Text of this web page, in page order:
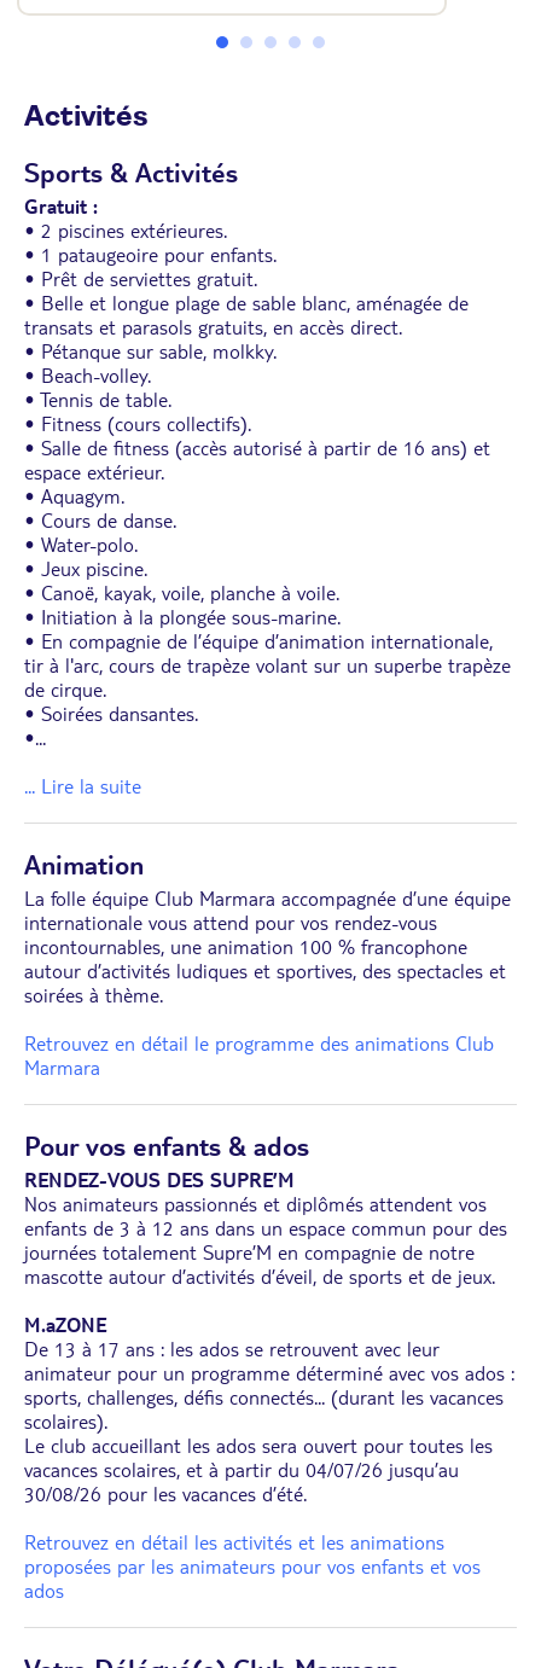
Activités
Sports & Activités
Gratuit :
• 2 piscines extérieures.
• 1 pataugeoire pour enfants.
• Prêt de serviettes gratuit.
• Belle et longue plage de sable blanc, aménagée de
transats et parasols gratuits, en accès direct.
• Pétanque sur sable, molkky.
• Beach-volley.
• Tennis de table.
• Fitness (cours collectifs).
• Salle de fitness (accès autorisé à partir de 16 ans) et
espace extérieur.
• Aquagym.
• Cours de danse.
• Water-polo.
• Jeux piscine.
• Canoë, kayak, voile, planche à voile.
• Initiation à la plongée sous-marine.
• En compagnie de l’équipe d’animation internationale,
tir à l'arc, cours de trapèze volant sur un superbe trapèze
de cirque.
• Soirées dansantes.
•...
... Lire la suite
Animation
La folle équipe Club Marmara accompagnée d’une équipe
internationale vous attend pour vos rendez-vous
incontournables, une animation 100 % francophone
autour d’activités ludiques et sportives, des spectacles et
soirées à thème.
Retrouvez en détail le programme des animations Club
Marmara
Pour vos enfants & ados
RENDEZ-VOUS DES SUPRE’M
Nos animateurs passionnés et diplômés attendent vos
enfants de 3 à 12 ans dans un espace commun pour des
journées totalement Supre’M en compagnie de notre
mascotte autour d’activités d’éveil, de sports et de jeux.
M.aZONE
De 13 à 17 ans : les ados se retrouvent avec leur
animateur pour un programme déterminé avec vos ados :
sports, challenges, défis connectés... (durant les vacances
scolaires).
Le club accueillant les ados sera ouvert pour toutes les
vacances scolaires, et à partir du 04/07/26 jusqu’au
30/08/26 pour les vacances d’été.
Retrouvez en détail les activités et les animations
proposées par les animateurs pour vos enfants et vos
ados